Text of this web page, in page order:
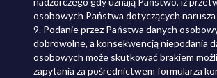
osobowych Państwa dotyczących
9. Podanie przez Państwa danych
dobrowolne, a konsekwencją niepodania
osobowych może skutkować brakiem
zapytania za pośrednictwem formularza